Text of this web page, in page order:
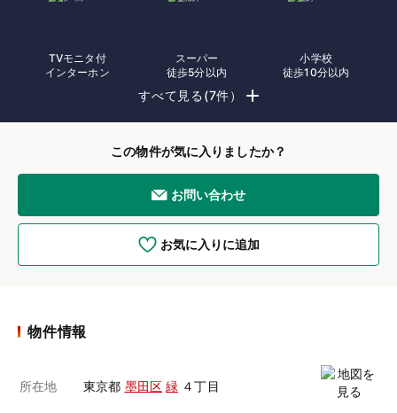
TVモニタ付
インターホン
スーパー
徒歩5分以内
小学校
徒歩10分以内
すべて見る(7件）
この物件が気に入りましたか？
お問い合わせ
お気に入りに追加
物件情報
所在地 東京都 墨田区 緑 ４丁目